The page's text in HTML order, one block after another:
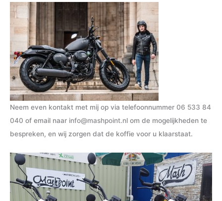
Neem even kontakt met mij op via telefoonnummer 06 533 84
040 of email naar info@mashpoint.nl om de mogelijkheden te
bespreken, en wij zorgen dat de koffie voor u klaarstaat.